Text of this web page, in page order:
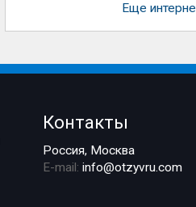
Еще
Контакты
Россия, Москва
E-mail:info@otzyvru.com